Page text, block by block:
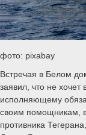
фото: pixabay
Встречая в Белом
заявил, что не
исполняющему
своим помощникам,
противника